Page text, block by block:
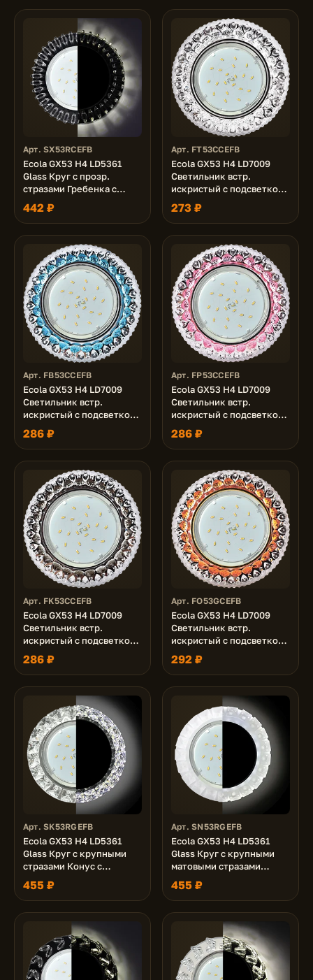
Арт. SX53RCEFB
Ecola GX53 H4 LD5361
Glass Круг с прозр.
стразами Гребенка с
подсветкой/фон черн./
центр.часть хром 52x120
(к+)
442 ₽
Арт. FT53CCEFB
Ecola GX53 H4 LD7009
Светильник встр.
искристый с подсветкой
"Кристалл" Прозрачный /
Хром 40x125 (к+)
273 ₽
Арт. FB53CCEFB
Ecola GX53 H4 LD7009
Светильник встр.
искристый с подсветкой
"Кристалл" Прозрачный и
Голубой / Хром 40x125
(к+)
286 ₽
Арт. FP53CCEFB
Ecola GX53 H4 LD7009
Светильник встр.
искристый с подсветкой
"Кристалл" Прозрачный и
Розовый / Хром 40x125
(к+)
286 ₽
Арт. FK53CCEFB
Ecola GX53 H4 LD7009
Светильник встр.
искристый с подсветкой
"Кристалл" Прозрачный и
Черный / Хром 40x125
(к+)
286 ₽
Арт. FO53GCEFB
Ecola GX53 H4 LD7009
Светильник встр.
искристый с подсветкой
"Кристалл" Прозрачный и
Янтарь / Золото 40x125
(к+)
292 ₽
Арт. SK53RGEFB
Ecola GX53 H4 LD5361
Glass Круг с крупными
стразами Конус с
подсветкой/фон зерк./
центр.часть хром 52x120
(к+))
455 ₽
Арт. SN53RGEFB
Ecola GX53 H4 LD5361
Glass Круг с крупными
матовыми стразами
Конус с подсветкой/фон
мат./центр.часть хром
52x120 (к+)
455 ₽